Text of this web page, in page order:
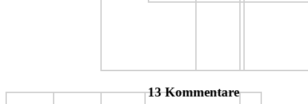
13 Kommentare